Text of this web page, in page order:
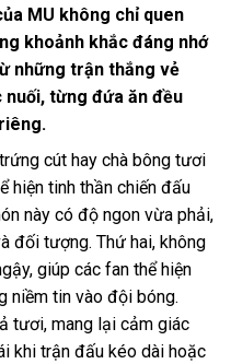
MU không chỉ quen
khoảnh khắc đáng nhớ
những trận thắng vẻ
từng đứa ăn đều
cút hay chà bông tươi
hiện tinh thần chiến đấu
này có độ ngon vừa phải,
đối tượng. Thứ hai, không
giúp các fan thể hiện
niềm tin vào đội bóng.
tươi, mang lại cảm giác
khi trận đấu kéo dài hoặc